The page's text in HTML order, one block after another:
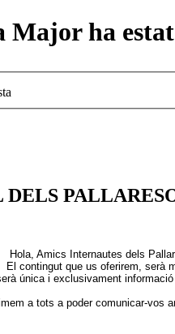
Major ha
Hola, Amics Internautes dels
El contingut que us oferirem, serà
única i exclusivament
a tots a poder comunicar-vos